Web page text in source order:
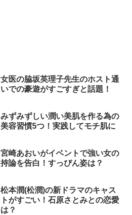
女医の脇坂英理子先生のホスト通
いでの豪遊がすごすぎと話題！
みずみずしい潤い美肌を作る為の
美容習慣5つ！実践してモチ肌に
宮崎あおいがイベントで強い女の
持論を告白！すっぴん姿は？
松本潤(松潤)の新ドラマのキャス
トがすごい！石原さとみとの恋愛
は？